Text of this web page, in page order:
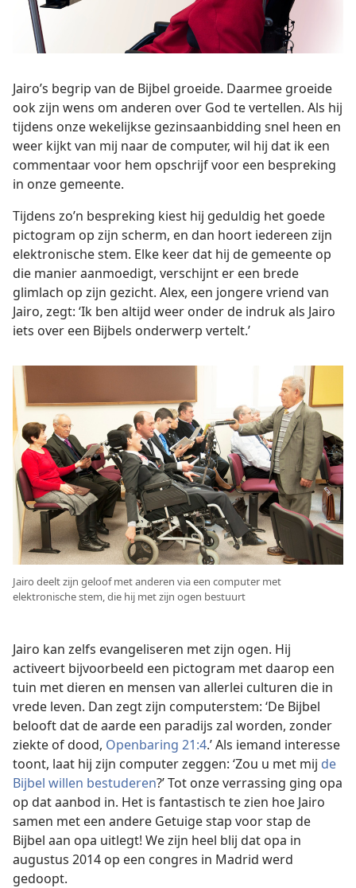
Jairo’s begrip van de Bijbel groeide. Daarmee groeide
ook zijn wens om anderen over God te vertellen. Als hij
tijdens onze wekelijkse gezinsaanbidding snel heen en
weer kijkt van mij naar de computer, wil hij dat ik een
commentaar voor hem opschrijf voor een bespreking
in onze gemeente.
Tijdens zo’n bespreking kiest hij geduldig het goede
pictogram op zijn scherm, en dan hoort iedereen zijn
elektronische stem. Elke keer dat hij de gemeente op
die manier aanmoedigt, verschijnt er een brede
glimlach op zijn gezicht. Alex, een jongere vriend van
Jairo, zegt: ‘Ik ben altijd weer onder de indruk als Jairo
iets over een Bijbels onderwerp vertelt.’
Jairo deelt zijn geloof met anderen via een computer met
elektronische stem, die hij met zijn ogen bestuurt
Jairo kan zelfs evangeliseren met zijn ogen. Hij
activeert bijvoorbeeld een pictogram met daarop een
tuin met dieren en mensen van allerlei culturen die in
vrede leven. Dan zegt zijn computerstem: ‘De Bijbel
belooft dat de aarde een paradijs zal worden, zonder
ziekte of dood, Openbaring 21:4.’ Als iemand interesse
toont, laat hij zijn computer zeggen: ‘Zou u met mij de
Bijbel willen bestuderen?’ Tot onze verrassing ging opa
op dat aanbod in. Het is fantastisch te zien hoe Jairo
samen met een andere Getuige stap voor stap de
Bijbel aan opa uitlegt! We zijn heel blij dat opa in
augustus 2014 op een congres in Madrid werd
gedoopt.